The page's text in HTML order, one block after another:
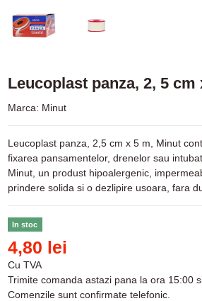
Leucoplast panza, 2, 5 cm
Marca: Minut
Leucoplast panza, 2,5 cm x 5 m, Minut
fixarea pansamentelor, drenelor sau
Minut, un produst hipoalergenic,
prindere solida si o dezlipire usoara, fara
In stoc
4,80 lei
Cu TVA
Trimite comanda astazi pana la ora 15:00
Comenzile sunt confirmate telefonic.